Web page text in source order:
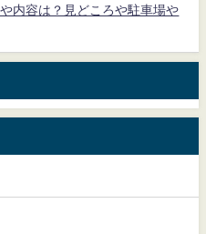
内容は？見どころや駐車場や